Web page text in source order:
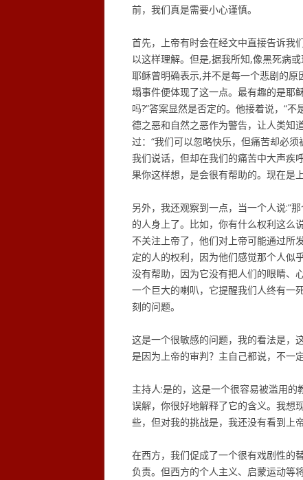
前，我们真是需要小心谨慎。
首先，上帝有时会在经文中直接告诉我
以这样理解。但是,据我所知,像黑死病
耶稣曾明确表示,并不是每一个悲剧的
塌事件便体现了这一点。最有趣的是耶
吗?”答案显然是否定的。他接着说，“
德之恶和自然之恶作为警告，让人类知
过：“我们可以忽略快乐，但痛苦却必
我们说话，但却在我们的痛苦中大声疾
果你这样想，是会很有帮助的。现在是
另外，我还观察到一点，当一个人说:“
的人身上了。比如，你有什么权利这么
不关注上帝了，他们对上帝可能通过所
定的人的权利，因为他们感觉那个人似
没有帮助，因为它没有把人们的眼睛、
一个巨大的喇叭，它提醒我们人终有一
刻的问题。
这是一个很敏感的问题，我的看法是，
是因为上帝的审判？主自己都说，不一
主持人:是的，这是一个很容易被滥用
误解，你很好地解释了它的含义。我想
些，但对我的挑战是，我还没有看到上
在西方，我们促成了一个很有戏剧性的
负责。但西方的个人主义、启蒙运动等